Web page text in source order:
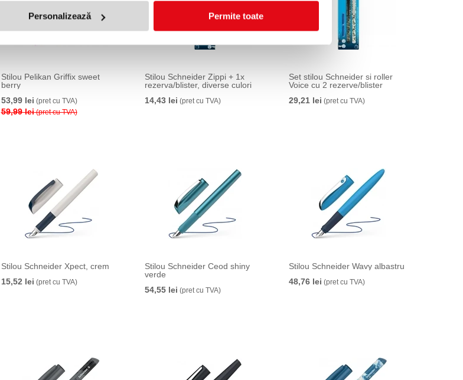
Personalizează Permite toate
Stilou Pelikan Griffix sweet
berry
53,99 lei (pret cu TVA)
59,99 lei(pret cu TVA)
Stilou Schneider Zippi + 1x
rezerva/blister, diverse culori
14,43 lei (pret cu TVA)
Set stilou Schneider si roller
Voice cu 2 rezerve/blister
29,21 lei (pret cu TVA)
Stilou Schneider Xpect, crem
15,52 lei (pret cu TVA)
Stilou Schneider Ceod shiny
verde
54,55 lei (pret cu TVA)
Stilou Schneider Wavy albastru
48,76 lei (pret cu TVA)